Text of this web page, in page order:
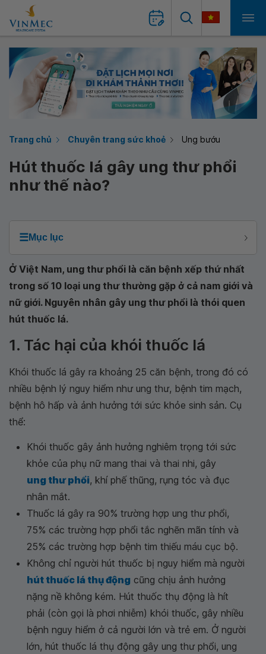
Trang chủ Chuyên trang sức khoẻ Ung bướu
Hút thuốc lá gây ung thư phổi
như thế nào?
☰Mục lục
Ở Việt Nam, ung thư phổi là căn bệnh xếp thứ nhất
trong số 10 loại ung thư thường gặp ở cả nam giới và
nữ giới. Nguyên nhân gây ung thư phổi là thói quen
hút thuốc lá.
1. Tác hại của khói thuốc lá
Khói thuốc lá gây ra khoảng 25 căn bệnh, trong đó có
nhiều bệnh lý nguy hiểm như ung thư, bệnh tim mạch,
bệnh hô hấp và ảnh hưởng tới sức khỏe sinh sản. Cụ
thể:
Khói thuốc gây ảnh hưởng nghiêm trọng tới sức
khỏe của phụ nữ mang thai và thai nhi, gây
ung thư phổi, khí phế thũng, rụng tóc và đục
nhân mắt.
Thuốc lá gây ra 90% trường hợp ung thư phổi,
75% các trường hợp phổi tắc nghẽn mãn tính và
25% các trường hợp bệnh tim thiếu máu cục bộ.
Không chỉ người hút thuốc bị nguy hiểm mà người
hút thuốc lá thụ động cũng chịu ảnh hưởng
nặng nề không kém. Hút thuốc thụ động là hít
phải (còn gọi là phơi nhiễm) khói thuốc, gây nhiều
bệnh nguy hiểm ở cả người lớn và trẻ em. Ở người
lớn, hút thuốc lá thụ động gây ung thư phổi, ung